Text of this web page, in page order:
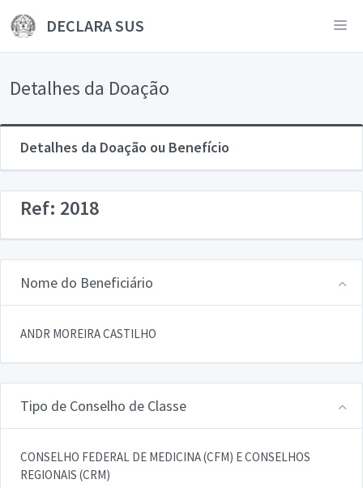
DECLARA SUS
Detalhes da Doação
Detalhes da Doação ou Benefício
Ref: 2018
Nome do Beneficiário
ANDR MOREIRA CASTILHO
Tipo de Conselho de Classe
CONSELHO FEDERAL DE MEDICINA (CFM) E CONSELHOS
REGIONAIS (CRM)